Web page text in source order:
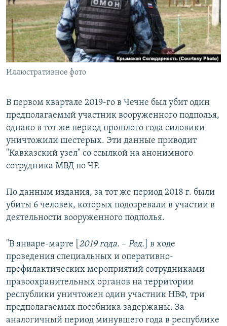
ПОДПИШИТЕСЬ НА РАССЫЛКУ
СОЦИАЛЬНЫЕ СЕТИ
Все сайты РСЕ/РС
Иллюстративное фото
В первом квартале 2019-го в Чечне был убит один
предполагаемый участник вооруженного подполья,
однако в тот же период прошлого года силовики
уничтожили шестерых. Эти данные приводит
"Кавказский узел" со ссылкой на анонимного
сотрудника МВД по ЧР.
По данным издания, за тот же период 2018 г. были
убиты 6 человек, которых подозревали в участии в
деятельности вооруженного подполья.
"В январе-марте [ 2019 года. –​ Ред. ] в ходе
проведения специальных и оперативно-
профилактических мероприятий сотрудниками
правоохранительных органов на территории
республики уничтожен один участник НВФ, три
предполагаемых пособника задержаны. За
аналогичный период минувшего года в республике